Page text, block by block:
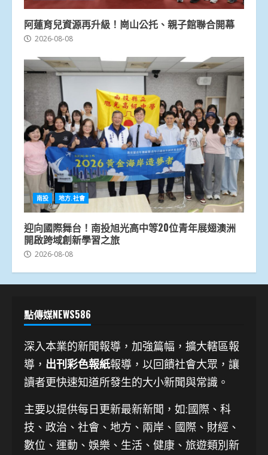
阿蓮育兒資源再升級！崗山公托、親子館聯合開幕
2026-08-08
南投 地方.社會
迎向國際舞台！南投旭光高中等20位青年展翅澳洲
開啟跨域創新學習之旅
2026-08-08
點傳媒NEWS586
深入本業的新聞報導，加強篇幅，擴大轄區報
導， 出刊彩色報紙報導，以回饋社會大眾，讓
讀者更快速知道所發生的大小新聞與常識。
主要以提供每日更新最新新聞 ，如:國際、科
技、 政治、社會、地方、兩岸、國際、財經、
數位、運動、娛樂、生活、健康、旅遊類別新